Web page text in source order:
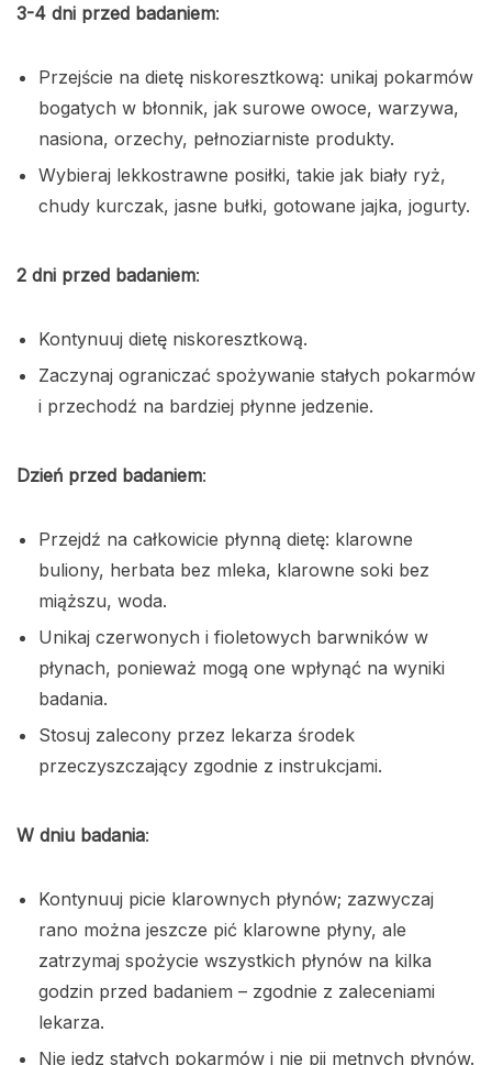
3-4 dni przed badaniem:
Przejście na dietę niskoresztkową: unikaj pokarmów
bogatych w błonnik, jak surowe owoce, warzywa,
nasiona, orzechy, pełnoziarniste produkty.
Wybieraj lekkostrawne posiłki, takie jak biały ryż,
chudy kurczak, jasne bułki, gotowane jajka, jogurty.
2 dni przed badaniem:
Kontynuuj dietę niskoresztkową.
Zaczynaj ograniczać spożywanie stałych pokarmów
i przechodź na bardziej płynne jedzenie.
Dzień przed badaniem:
Przejdź na całkowicie płynną dietę: klarowne
buliony, herbata bez mleka, klarowne soki bez
miąższu, woda.
Unikaj czerwonych i fioletowych barwników w
płynach, ponieważ mogą one wpłynąć na wyniki
badania.
Stosuj zalecony przez lekarza środek
przeczyszczający zgodnie z instrukcjami.
W dniu badania:
Kontynuuj picie klarownych płynów; zazwyczaj
rano można jeszcze pić klarowne płyny, ale
zatrzymaj spożycie wszystkich płynów na kilka
godzin przed badaniem – zgodnie z zaleceniami
lekarza.
Nie jedz stałych pokarmów i nie pij mętnych płynów.